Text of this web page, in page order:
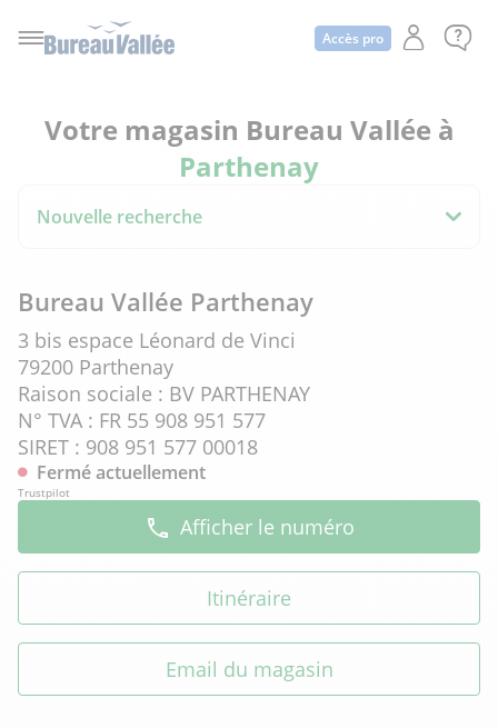
Accès pro
Votre magasin Bureau Vallée à
Parthenay
Nouvelle recherche
Bureau Vallée Parthenay
3 bis espace Léonard de Vinci
79200 Parthenay
Raison sociale : BV PARTHENAY
N° TVA : FR 55 908 951 577
SIRET : 908 951 577 00018
Fermé actuellement
Trustpilot
Afficher le numéro
Itinéraire
Email du magasin